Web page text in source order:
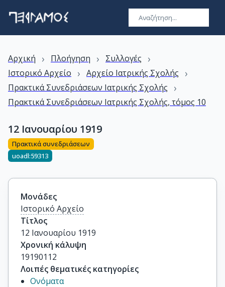
Αρχική › Πλοήγηση › Συλλογές ›
Ιστορικό Αρχείο › Αρχείο Ιατρικής Σχολής ›
Πρακτικά Συνεδριάσεων Ιατρικής Σχολής ›
Πρακτικά Συνεδριάσεων Ιατρικής Σχολής, τόμος 10
12 Ιανουαρίου 1919
Πρακτικά συνεδριάσεων
uoadl:59313
Μονάδες
Ιστορικό Αρχείο
Τίτλος
12 Ιανουαρίου 1919
Χρονική κάλυψη
19190112
Λοιπές θεματικές κατηγορίες
Ονόματα